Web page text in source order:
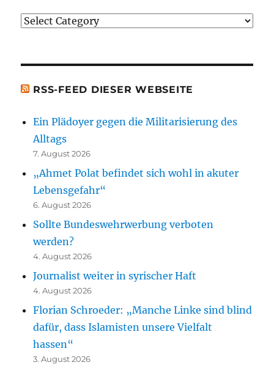
erwähnten
Justiz
RSS-FEED DIESER WEBSEITE
Ein Plädoyer gegen die Militarisierung des
Alltags
7. August 2026
„Ahmet Polat befindet sich wohl in akuter
Lebensgefahr“
6. August 2026
Sollte Bundeswehrwerbung verboten
werden?
4. August 2026
Journalist weiter in syrischer Haft
4. August 2026
Florian Schroeder: „Manche Linke sind blind
dafür, dass Islamisten unsere Vielfalt
hassen“
3. August 2026